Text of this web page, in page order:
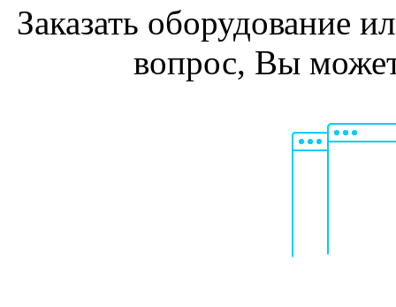
Заказать оборудование
вопрос, Вы